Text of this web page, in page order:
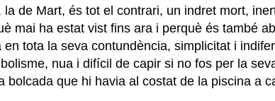
la de Mart, és tot el contrari, un indret mort,
mai ha estat vist fins ara i perquè és també
tota la seva contundència, simplicitat i
nua i difícil de capir si no fos per la
bolcada que hi havia al costat de la piscina a